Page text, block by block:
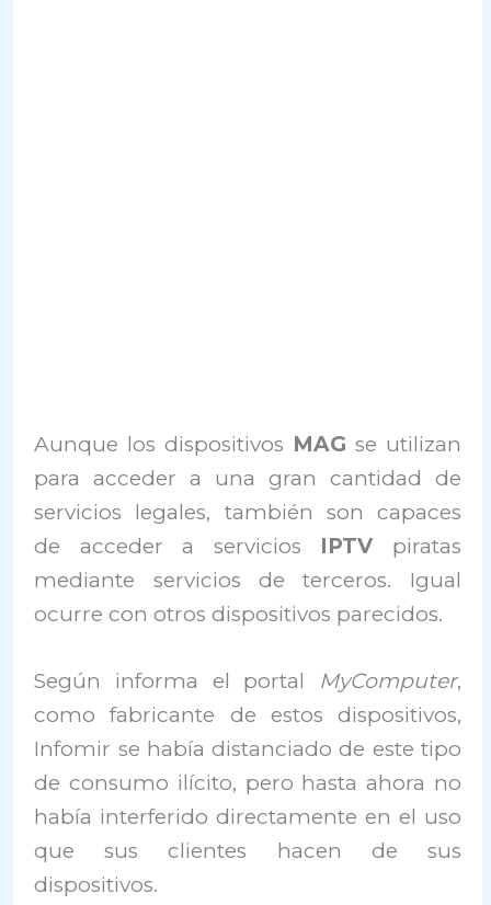
Aunque los dispositivos MAG se utilizan
para acceder a una gran cantidad de
servicios legales, también son capaces
de acceder a servicios IPTV piratas
mediante servicios de terceros. Igual
ocurre con otros dispositivos parecidos.
Según informa el portal MyComputer,
como fabricante de estos dispositivos,
Infomir se había distanciado de este tipo
de consumo ilícito, pero hasta ahora no
había interferido directamente en el uso
que sus clientes hacen de sus
dispositivos.